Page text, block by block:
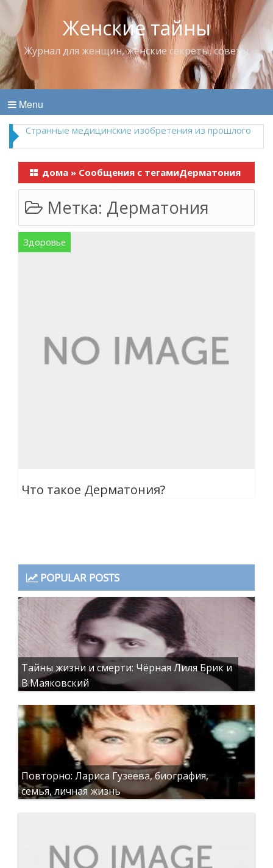
Женские тайны
Журнал для женщин, женские секреты, советы
Menu
Что пить в жару
дома » Сообщения с тегамиДерматония
Метка: Дерматония
Здоровье
Что такое Дерматония?
POPULAR POSTS
Тайны жизни и смерти: Чёрная Лиля Брик и
В.Маяковский
Повторно: Лариса Гузеева, биография,
семья, личная жизнь